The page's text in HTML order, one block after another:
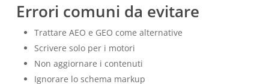
Errori comuni da evitare
Trattare AEO e GEO come alternative
Scrivere solo per i motori
Non aggiornare i contenuti
Ignorare lo schema markup